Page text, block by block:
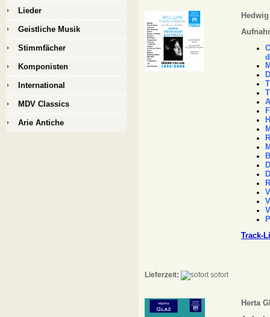
V
Track-
Lieferzeit: sofort
Herta
Lieder
Geistliche Musik
Stimmfächer
Komponisten
International
MDV Classics
Arie Antiche